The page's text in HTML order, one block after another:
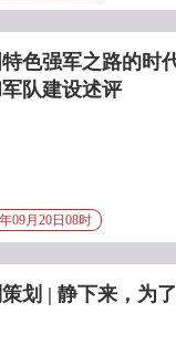
特色强军之路的
军队建设述评
09月20日08时
划 | 静下来，为